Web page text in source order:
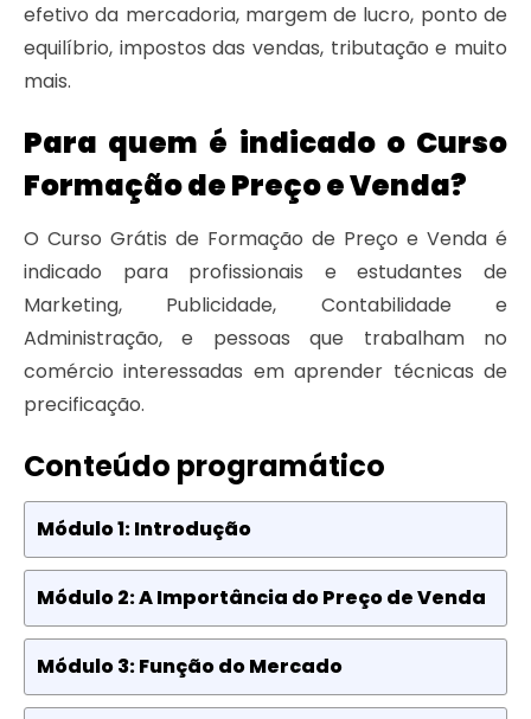
efetivo da mercadoria, margem de lucro, ponto de
equilíbrio, impostos das vendas, tributação e muito
mais.
Para quem é indicado o Curso
Formação de Preço e Venda?
O Curso Grátis de Formação de Preço e Venda é
indicado para profissionais e estudantes de
Marketing, Publicidade, Contabilidade e
Administração, e pessoas que trabalham no
comércio interessadas em aprender técnicas de
precificação.
Conteúdo programático
Módulo 1: Introdução
Módulo 2: A Importância do Preço de Venda
Módulo 3: Função do Mercado